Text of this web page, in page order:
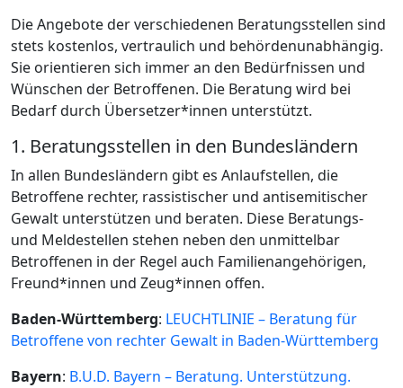
Die Angebote der verschiedenen Beratungsstellen sind
stets kostenlos, vertraulich und behördenunabhängig.
Sie orientieren sich immer an den Bedürfnissen und
Wünschen der Betroffenen. Die Beratung wird bei
Bedarf durch Übersetzer*innen unterstützt.
1. Beratungsstellen in den Bundesländern
In allen Bundesländern gibt es Anlaufstellen, die
Betroffene rechter, rassistischer und antisemitischer
Gewalt unterstützen und beraten. Diese Beratungs-
und Meldestellen stehen neben den unmittelbar
Betroffenen in der Regel auch Familienangehörigen,
Freund*innen und Zeug*innen offen.
Baden-Württemberg: LEUCHTLINIE – Beratung für
Betroffene von rechter Gewalt in Baden-Württemberg
Bayern: B.U.D. Bayern – Beratung. Unterstützung.